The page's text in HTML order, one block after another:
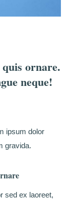
ornare.
neque!
ipsum dolor
gravida.
sed ex laoreet,